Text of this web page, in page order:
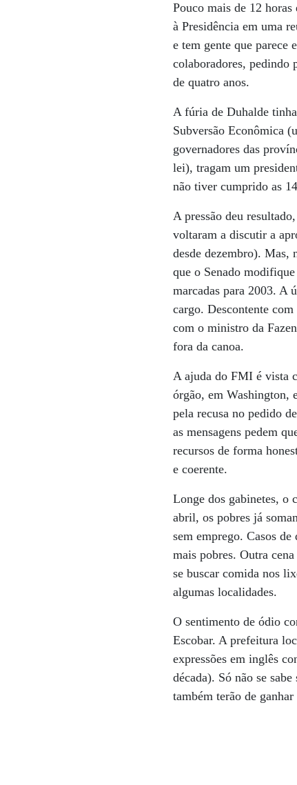
Pouco mais de 12
à Presidência em uma
e tem gente que parece
colaboradores, pedindo
de quatro anos.
A fúria de Duhalde
Subversão Econômica
governadores das
lei), tragam um
não tiver cumprido as
A pressão deu
voltaram a discutir a
desde dezembro). Mas,
que o Senado
marcadas para 2003. A
cargo. Descontente
com o ministro da
fora da canoa.
A ajuda do FMI é vista
órgão, em Washington,
pela recusa no pedido
as mensagens pedem
recursos de forma
e coerente.
Longe dos gabinetes, o
abril, os pobres já
sem emprego. Casos
mais pobres. Outra
se buscar comida nos
algumas localidades.
O sentimento de ódio
Escobar. A prefeitura
expressões em inglês
década). Só não se
também terão de ganhar